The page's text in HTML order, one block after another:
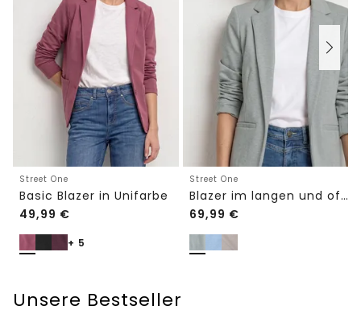
Street One
Basic Blazer in Unifarbe
49,99 €
+ 5
Street One
Blazer im langen und offenen Schnitt
69,99 €
Unsere Bestseller